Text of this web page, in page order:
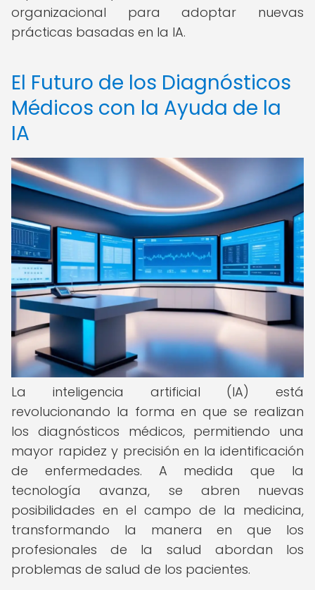
organizacional para adoptar nuevas
prácticas basadas en la IA.
El Futuro de los Diagnósticos
Médicos con la Ayuda de la
IA
La inteligencia artificial (IA) está
revolucionando la forma en que se realizan
los diagnósticos médicos, permitiendo una
mayor rapidez y precisión en la identificación
de enfermedades. A medida que la
tecnología avanza, se abren nuevas
posibilidades en el campo de la medicina,
transformando la manera en que los
profesionales de la salud abordan los
problemas de salud de los pacientes.